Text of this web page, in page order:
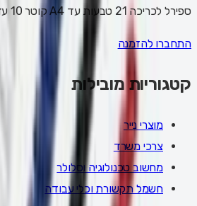
ספירל לכריכה 21 טבעות עד A4 קוטר 10 עד 55 דף
התחברו להזמנה
קטגוריות מובילות
מוצרי נייר
צרכי משרד
מחשוב טכנולוגיה וסלולר
חשמל תקשורת וכלי עבודה